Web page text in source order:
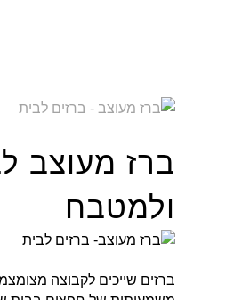
ברז מעוצב
ולמטבח
ברזים שייכים לקבוצה